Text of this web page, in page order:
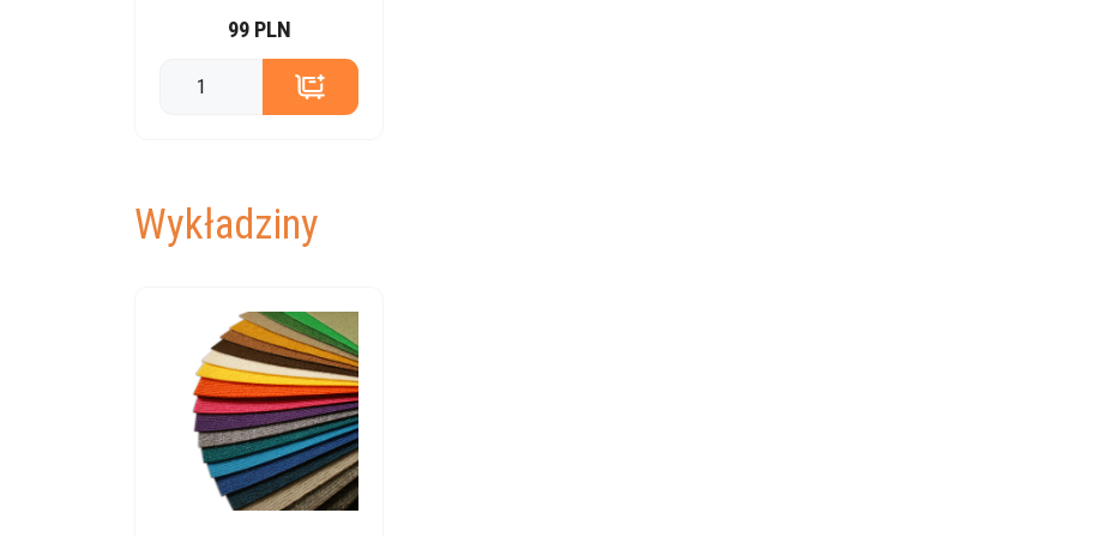
99 PLN
Wykładziny